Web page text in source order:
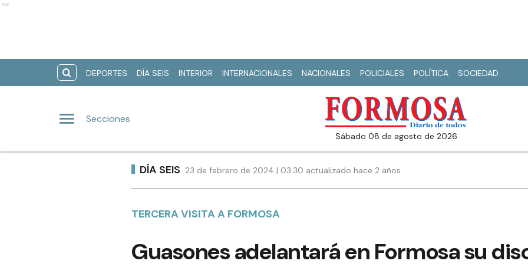
Ads
DEPORTES DÍA SEIS INTERIOR INTERNACIONALES NACIONALES POLICIALES POLÍTICA SOCIEDAD
Secciones
sábado 08 de agosto de 2026
DÍA SEIS 23 de febrero de 2024 | 03:30 actualizado hace 2 años
TERCERA VISITA A FORMOSA
Guasones adelantará en Formosa su